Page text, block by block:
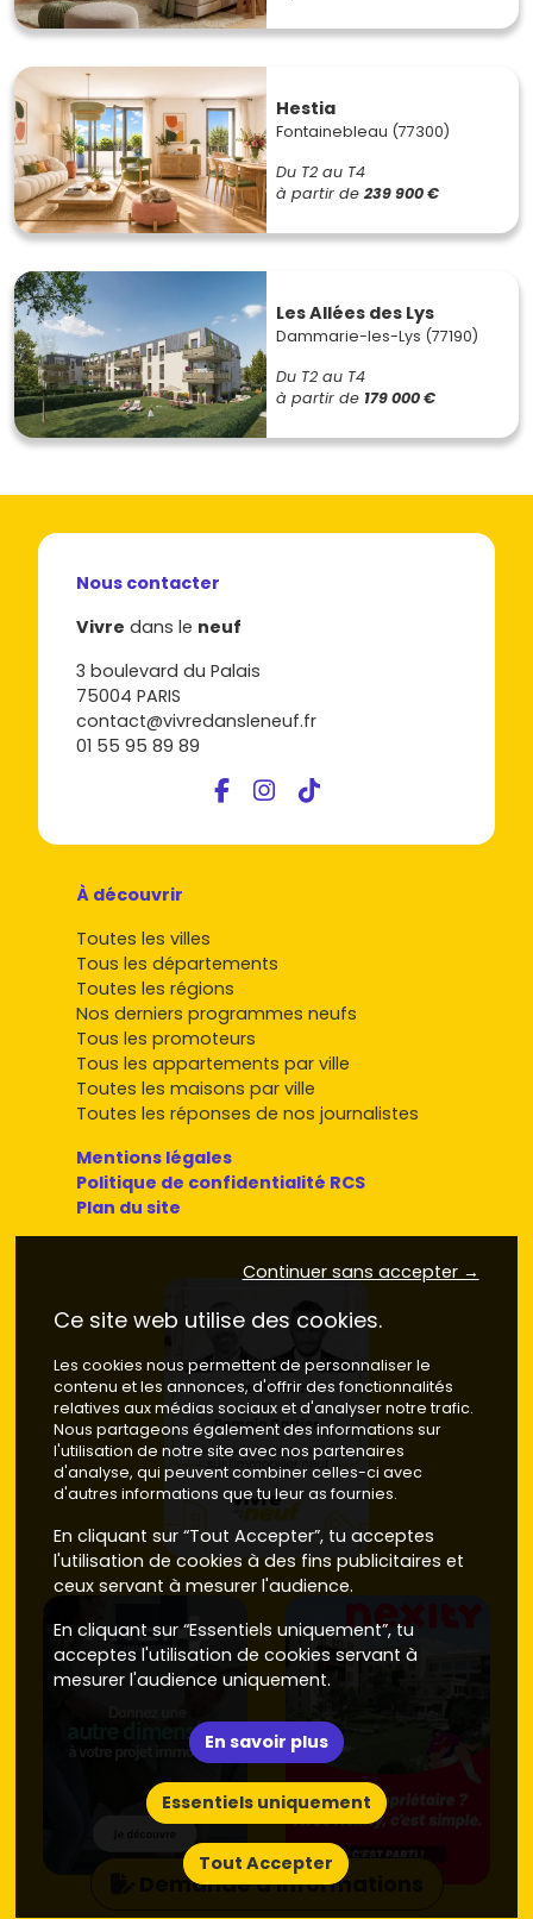
Hestia
Fontainebleau (77300)
Du T2 au T4
à partir de 239 900 €
Les Allées des Lys
Dammarie-les-Lys (77190)
Du T2 au T4
à partir de 179 000 €
Demande d'informations
Nous contacter
Vivre dans le neuf
3 boulevard du Palais
75004 PARIS
contact@vivredansleneuf.fr
01 55 95 89 89
À découvrir
Toutes les villes
Tous les départements
Toutes les régions
Nos derniers programmes neufs
Tous les promoteurs
Tous les appartements par ville
Toutes les maisons par ville
Toutes les réponses de nos journalistes
Mentions légales
Politique de confidentialité RCS
Plan du site
Continuer sans accepter →
Ce site web utilise des cookies.
Les cookies nous permettent de personnaliser le
contenu et les annonces, d'offrir des fonctionnalités
relatives aux médias sociaux et d'analyser notre trafic.
Nous partageons également des informations sur
l'utilisation de notre site avec nos partenaires
d'analyse, qui peuvent combiner celles-ci avec
d'autres informations que tu leur as fournies.
En cliquant sur “Tout Accepter”, tu acceptes
l'utilisation de cookies à des fins publicitaires et
ceux servant à mesurer l'audience.
En cliquant sur “Essentiels uniquement”, tu
acceptes l'utilisation de cookies servant à
mesurer l'audience uniquement.
En savoir plus
Essentiels uniquement
Tout Accepter